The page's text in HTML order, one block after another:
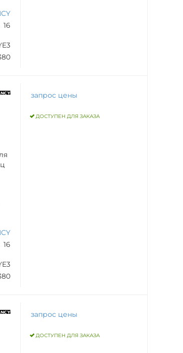
16
16
запрос цены
ДОСТУПЕН ДЛЯ ЗАКАЗА
запрос цены
ДОСТУПЕН ДЛЯ ЗАКАЗА